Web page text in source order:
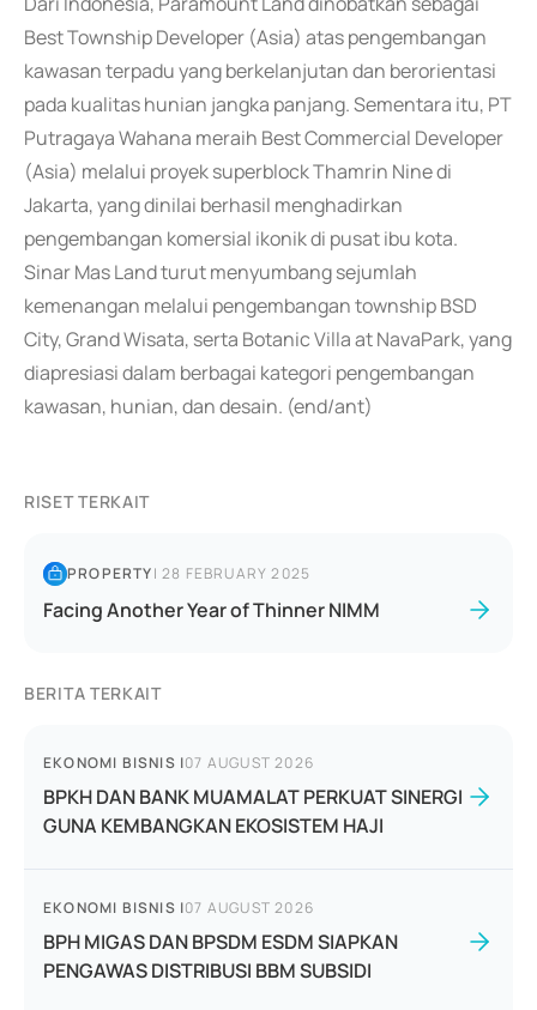
Best Township Developer (Asia) atas pengembangan
kawasan terpadu yang berkelanjutan dan berorientasi
pada kualitas hunian jangka panjang. Sementara itu, PT
Putragaya Wahana meraih Best Commercial Developer
(Asia) melalui proyek superblock Thamrin Nine di
Jakarta, yang dinilai berhasil menghadirkan
pengembangan komersial ikonik di pusat ibu kota.
Sinar Mas Land turut menyumbang sejumlah
kemenangan melalui pengembangan township BSD
City, Grand Wisata, serta Botanic Villa at NavaPark, yang
diapresiasi dalam berbagai kategori pengembangan
kawasan, hunian, dan desain. (end/ant)
RISET TERKAIT
PROPERTY|28 FEBRUARY 2025
Facing Another Year of Thinner NIMM
BERITA TERKAIT
EKONOMI BISNIS |07 AUGUST 2026
BPKH DAN BANK MUAMALAT PERKUAT SINERGI
GUNA KEMBANGKAN EKOSISTEM HAJI
EKONOMI BISNIS |07 AUGUST 2026
BPH MIGAS DAN BPSDM ESDM SIAPKAN
PENGAWAS DISTRIBUSI BBM SUBSIDI